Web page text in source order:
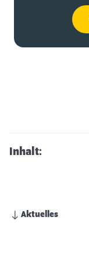
Inhalt:
Aktuelles